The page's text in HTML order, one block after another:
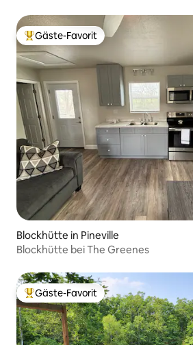
Beliebter Gäste-Favorit.
Gäste-Favorit
Blockhütte in Pineville
Blockhütte bei The Greenes
Beliebter Gäste-Favorit.
Gäste-Favorit